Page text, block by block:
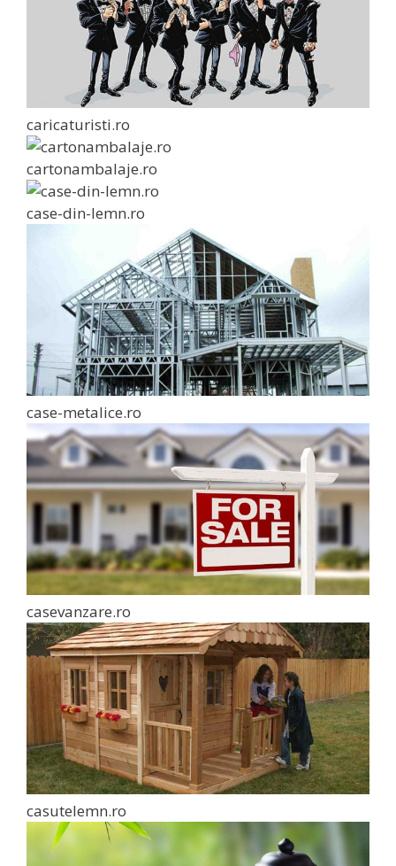
caricaturisti.ro
cartonambalaje.ro
case-din-lemn.ro
case-metalice.ro
casevanzare.ro
casutelemn.ro